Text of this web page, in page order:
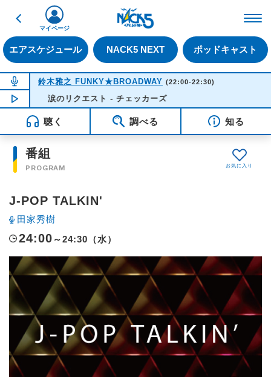
戻る
エアスケジュール NACK5 NEXT ポッドキャスト
マイページ
NOW ON AIR
鈴木雅之 FUNKY★BROADWAY (22:00-22:30)
NOW PLAYING22:22
涙のリクエスト - チェッカーズ
聴く 調べる 知る
番組
PROGRAM
J-POP TALKIN'
田家秀樹
24:00 ～24:30（水）